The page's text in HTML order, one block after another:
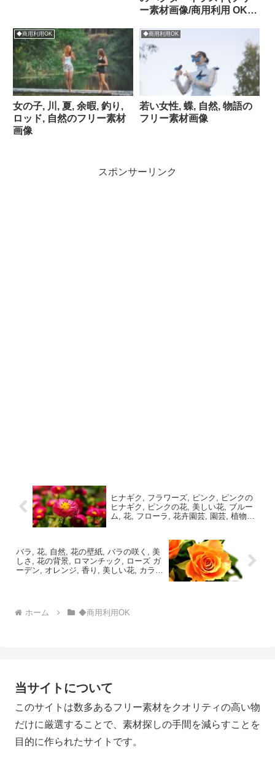
ー素材画像/商用利用 OK/
◆商用利用OK
女の子, 川, 夏, 余暇, 釣り,
ロッド, 自然のフリー素材
画像
◆商用利用OK
若い女性, 蝶, 自然, 物語の
フリー素材画像
スポンサーリンク
ヒナギク, フラワーズ, ピンク, ピンクの
ヒナギク, ピンクの花, 美しい花, ブルー
ム, 花, フローラ, 花卉園芸, 園芸, 植物学,
バラ, 花, 自然, 花の壁紙, バラの咲く, 美
しさ, 花の背景, ロマンチック, ローズ ガ
ーデン, オレンジ, 香り, 美しい花, カラフ
ホーム ◆商用利用OK
当サイトについて
このサイトは数多あるフリー素材をクオリティの高い物
だけに厳選することで、素材探しの手間を減らすことを
目的に作られたサイトです。